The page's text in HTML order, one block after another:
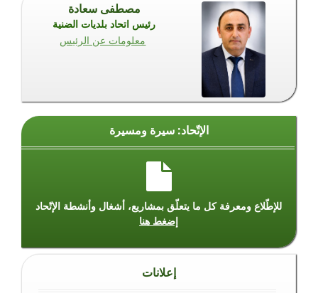
مصطفى سعادة
رئيس اتحاد بلديات الضنية
معلومات عن الرئيس
الإتّحاد: سيرة ومسيرة
للإطّلاع ومعرفة كل ما يتعلّق بمشاريع، أشغال وأنشطة الإتّحاد
إضغط هنا
إعلانات